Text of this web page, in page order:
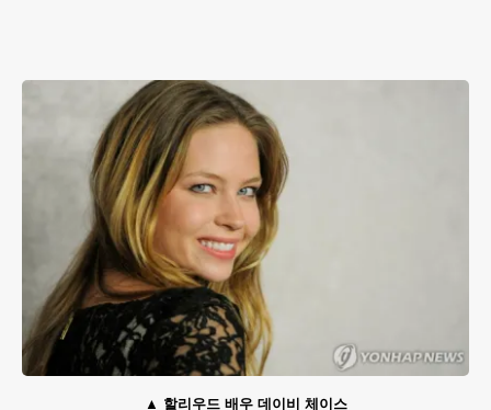
할리우드 배우 데이비 체이스